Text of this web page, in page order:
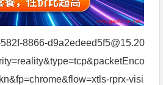
8866-d9a2edeed5f5@15.20
rprx-visi